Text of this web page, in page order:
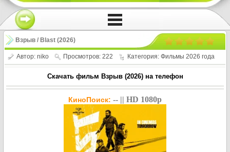
Взрыв / Blast (2026)
Автор: niko Просмотров: 222 Категория: Фильмы 2026 года
Скачать фильм Взрыв (2026) на телефон
КиноПоиск: -- || HD 1080p
!!!Если Вы с телефона сперва нажмите на
троеточие в правом верхнем углу!!!